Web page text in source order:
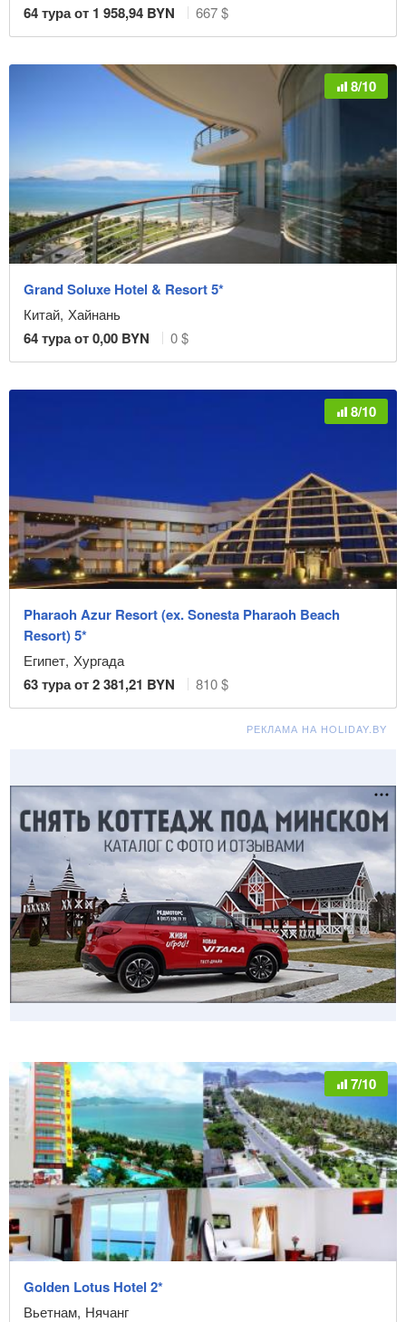
64тура от 1 958,94 BYN 667 $
8/10
Grand Soluxe Hotel & Resort 5*
Китай, Хайнань
64тура от0,00 BYN 0 $
8/10
Pharaoh Azur Resort (ex. Sonesta Pharaoh Beach
Resort) 5*
Египет, Хургада
63тура от2 381,21 BYN 810 $
РЕКЛАМА НА HOLIDAY.BY
7/10
Golden Lotus Hotel 2*
Вьетнам, Нячанг